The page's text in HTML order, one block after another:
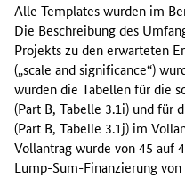
Alle Templateswurden im
Die Beschreibung des
Projekts zu den erwarteten
(„scale and significance“)
wurden die Tabellen für die
(Part B, Tabelle 3.1i) und für
(Part B, Tabelle 3.1j) im
Vollantrag wurde von 45 auf
Lump-Sum-Finanzierung